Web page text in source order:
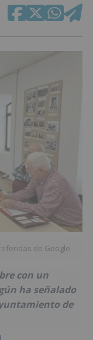
de Google
con un
ha señalado
de